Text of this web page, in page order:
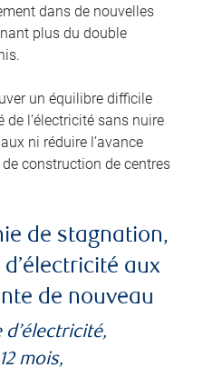
dans de nouvelles
plus du double
un équilibre difficile
de l’électricité sans nuire
ni réduire l’avance
construction de centres
de stagnation,
aux
de nouveau
mois,